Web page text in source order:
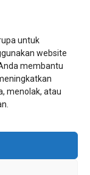
untuk
website
membantu
menolak, atau